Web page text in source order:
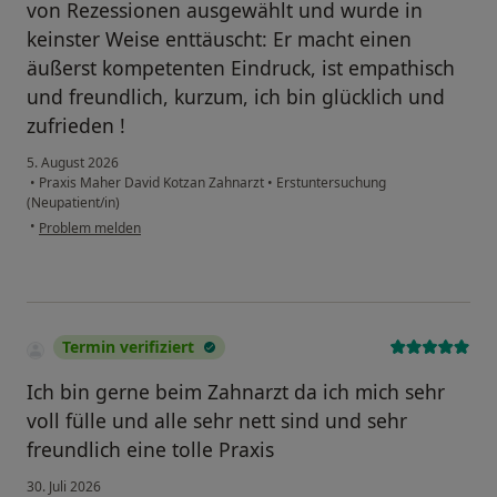
den betroffenen Zahn anschließend in lokaler
Betäubung ambulant in unserer Praxis.
Ästhetische Zahnheilkunde – für Ihr schönstes Lächeln
Gesunde, schöne Zähne gelten als Ausdruck von
und tragen damit entscheidend zur Attraktivität eines
Menschen bei. Daher kommt neben der funktionalen
auch der ästhetischen Zahnheilkunde ein hoher
den Genuss von Kaffee, Tee oder Nikotin oder durch
die natürlichen Alterungsprozesse verfärbt haben.
Auch bei Karies oder äußeren Einwirkungen wie
Unfällen, Knirschen, Reiben oder Pressen der Zähne
wird die ästhetische Zahnheilkunde angewandt.
von Rezessionen ausgewählt und wurde in
keinster Weise enttäuscht: Er macht einen
äußerst kompetenten Eindruck, ist empathisch
und freundlich, kurzum, ich bin glücklich und
zufrieden !
5. August 2026
• Praxis Maher David Kotzan Zahnarzt • Erstuntersuchung
(Neupatient/in)
• Problem melden
Termin verifiziert
Ich bin gerne beim Zahnarzt da ich mich sehr
voll fülle und alle sehr nett sind und sehr
freundlich eine tolle Praxis
30. Juli 2026